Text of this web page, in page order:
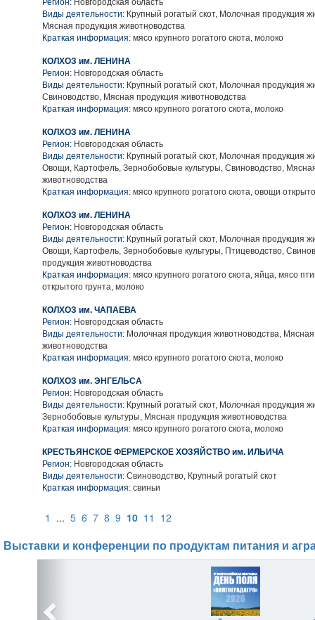
Регион: Новгородская область
Виды деятельности: Крупный рогатый скот, Молочная продукция
Мясная продукция животноводства
Краткая информация: мясо крупного рогатого скота, молоко
КОЛХОЗ им. ЛЕНИНА
Регион: Новгородская область
Виды деятельности: Крупный рогатый скот, Молочная продукция
Свиноводство, Мясная продукция животноводства
Краткая информация: мясо крупного рогатого скота, молоко
КОЛХОЗ им. ЛЕНИНА
Регион: Новгородская область
Виды деятельности: Крупный рогатый скот, Молочная продукция
Овощи, Картофель, Зернобобовые культуры, Свиноводство,
животноводства
Краткая информация: мясо крупного рогатого скота, овощи
КОЛХОЗ им. ЛЕНИНА
Регион: Новгородская область
Виды деятельности: Крупный рогатый скот, Молочная продукция
Овощи, Картофель, Зернобобовые культуры, Птицеводство,
продукция животноводства
Краткая информация: мясо крупного рогатого скота, яйца, мясо
открытого грунта, молоко
КОЛХОЗ им. ЧАПАЕВА
Регион: Новгородская область
Виды деятельности: Молочная продукция животноводства,
животноводства
Краткая информация: мясо крупного рогатого скота, молоко
КОЛХОЗ им. ЭНГЕЛЬСА
Регион: Новгородская область
Виды деятельности: Крупный рогатый скот, Молочная продукция
Зернобобовые культуры, Мясная продукция животноводства
Краткая информация: мясо крупного рогатого скота, молоко
КРЕСТЬЯНСКОЕ ФЕРМЕРСКОЕ ХОЗЯЙСТВО им. ИЛЬИЧА
Регион: Новгородская область
Виды деятельности: Свиноводство, Крупный рогатый скот
Краткая информация: свиньи
1 ... 5 6 7 8 9 10 11 12
Выставки и конференции по продуктам питания и